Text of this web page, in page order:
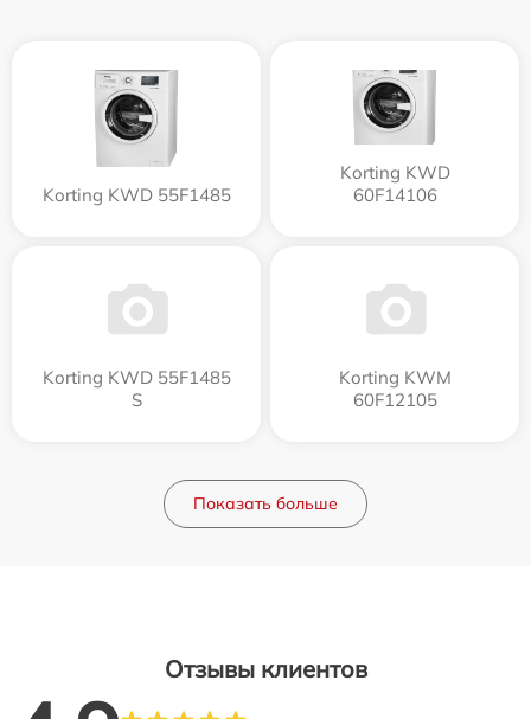
Korting KWD 55F1485
Korting KWD
60F14106
Korting KWD 55F1485
S
Korting KWM
60F12105
Показать больше
Отзывы клиентов